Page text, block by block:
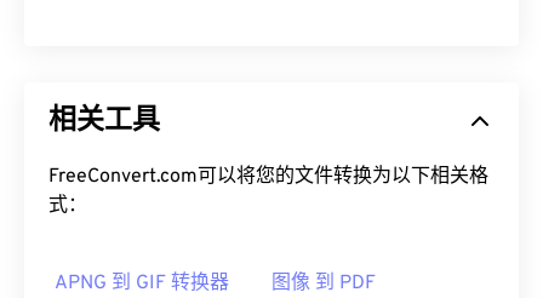
相关工具
FreeConvert.com可以将您的文件转换为以下相关格
式：
APNG 到 GIF 转换器 图像 到 PDF